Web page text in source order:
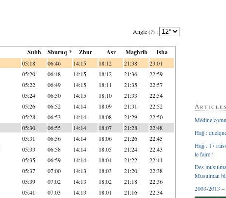
Angle (?) :
Subh Shuruq * Zhur Asr Maghrib Isha
05:18 06:46 14:15 18:12 21:38 23:01
05:20 06:48 14:15 18:12 21:36 22:59
05:22 06:49 14:15 18:11 21:35 22:57
05:24 06:50 14:15 18:10 21:33 22:54
05:26 06:52 14:14 18:09 21:31 22:52
05:28 06:53 14:14 18:08 21:29 22:50
05:30 06:55 14:14 18:07 21:28 22:48
05:31 06:56 14:14 18:06 21:26 22:45
05:33 06:58 14:14 18:05 21:24 22:43
05:35 06:59 14:14 18:04 21:22 22:41
05:37 07:00 14:13 18:03 21:20 22:38
05:39 07:02 14:13 18:02 21:18 22:36
05:41 07:03 14:13 18:01 21:16 22:34
Médine
Hajj :
Hajj : 17
le faire !
Des
Musulman
2003-2013 –